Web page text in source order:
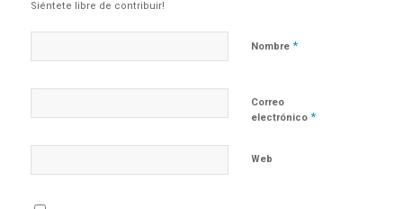
Siéntete libre de contribuir!
Nombre *
Correo
electrónico *
Web